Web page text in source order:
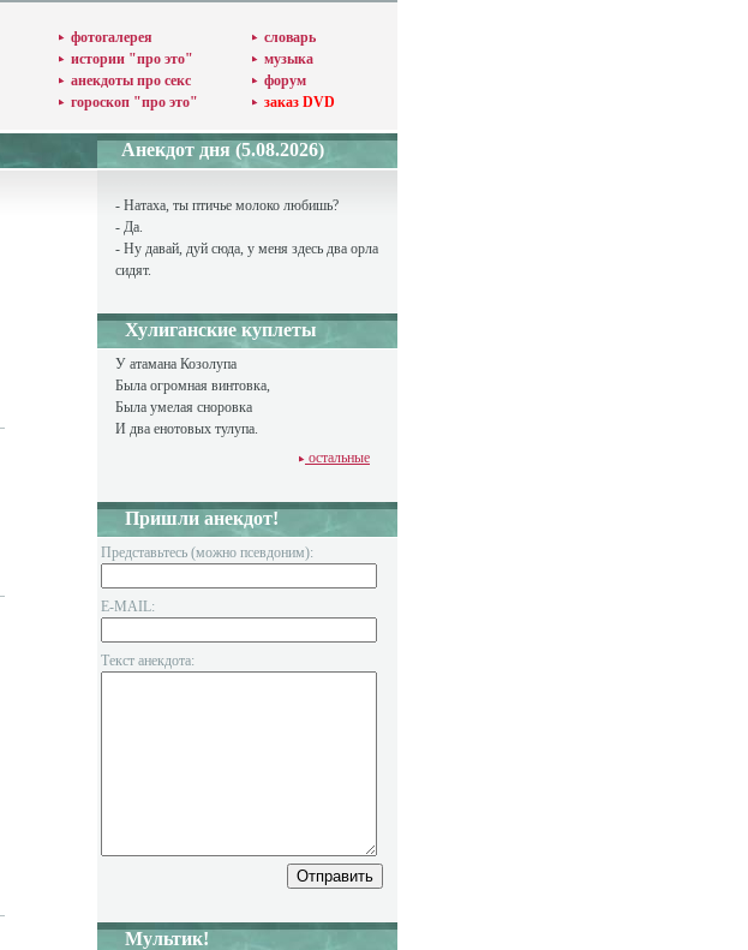
фотогалерея
истории "про это"
анекдоты про секс
гороскоп "про это"
словарь
музыка
форум
заказ DVD
Анекдот дня (5.08.2026)
- Натаха, ты птичье молоко любишь?
- Да.
- Ну давай, дуй сюда, у меня здесь два орла
сидят.
Хулиганские куплеты
У атамана Козолупа
Была огромная винтовка,
Была умелая сноровка
И два енотовых тулупа.
остальные
Пришли анекдот!
Представьтесь (можно псевдоним):
E-MAIL:
Текст анекдота:
Мультик!